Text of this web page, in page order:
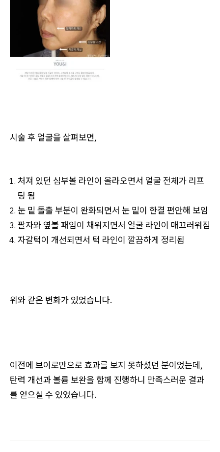
시술 후 얼굴을 살펴보면,
처져 있던 심부볼 라인이 올라오면서 얼굴 전체가 리프
팅 됨
눈 밑 돌출 부분이 완화되면서 눈 밑이 한결 편안해 보임
팔자와 옆볼 패임이 채워지면서 얼굴 라인이 매끄러워짐
자갈턱이 개선되면서 턱 라인이 깔끔하게 정리됨
위와 같은 변화가 있었습니다.
이전에 브이로만으로 효과를 보지 못하셨던 분이었는데,
탄력 개선과 볼륨 보완을 함께 진행하니 만족스러운 결과
를 얻으실 수 있었습니다.